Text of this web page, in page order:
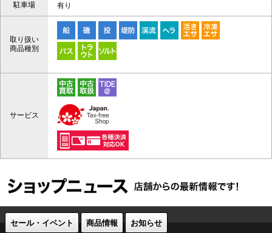
駐車場 有り
取り扱い
商品種別
サービス
セール・イベント 商品情報 お知らせ